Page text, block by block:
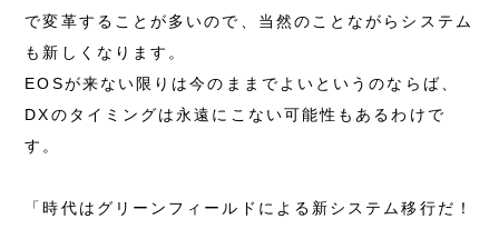
で変革することが多いので、当然のことながらシステム
も新しくなります。
EOSが来ない限りは今のままでよいというのならば、
DXのタイミングは永遠にこない可能性もあるわけで
す。
「時代はグリーンフィールドによる新システム移行だ！